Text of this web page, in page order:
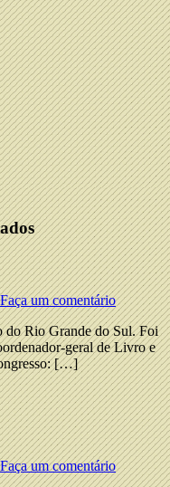
Faça um comentário
do Rio Grande do Sul. Foi
geral de Livro e
[…]
Faça um comentário